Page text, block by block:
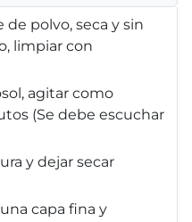
de polvo, seca y sin
limpiar con
agitar como
(Se debe escuchar
y dejar secar
capa fina y